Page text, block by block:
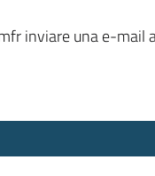
inviare una e-mail